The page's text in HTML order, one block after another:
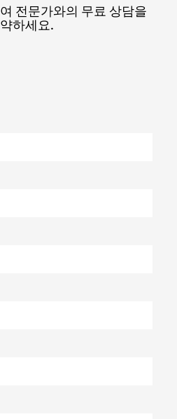
전문가와의 무료 상담을
하세요.